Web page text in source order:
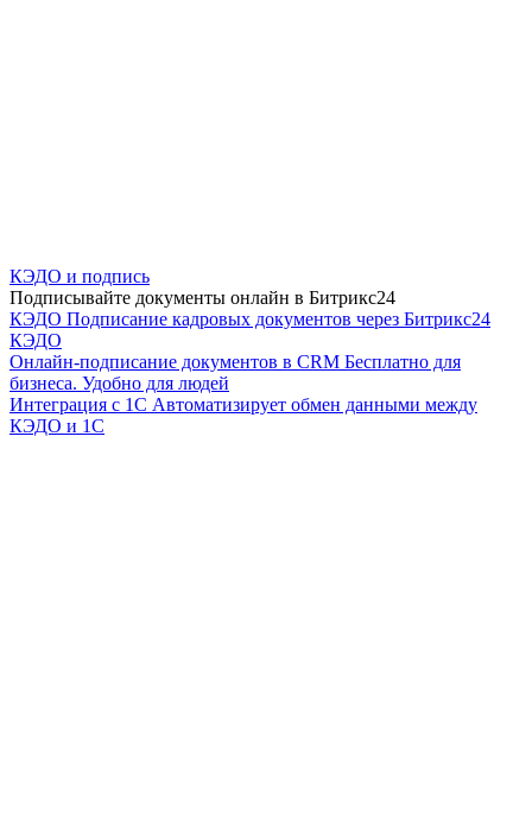
КЭДО и подпись
Подписывайте документы онлайн в Битрикс24
КЭДО Подписание кадровых документов через Битрикс24
КЭДО
Онлайн-подписание документов в CRM Бесплатно для
бизнеса. Удобно для людей
Интеграция с 1С Автоматизирует обмен данными между
КЭДО и 1С